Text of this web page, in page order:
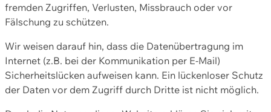
fremden Zugriffen, Verlusten, Missbrauch oder vor
Fälschung zu schützen.
Wir weisen darauf hin, dass die Datenübertragung im
Internet (z.B. bei der Kommunikation per E-Mail)
Sicherheitslücken aufweisen kann. Ein lückenloser Schutz
der Daten vor dem Zugriff durch Dritte ist nicht möglich.